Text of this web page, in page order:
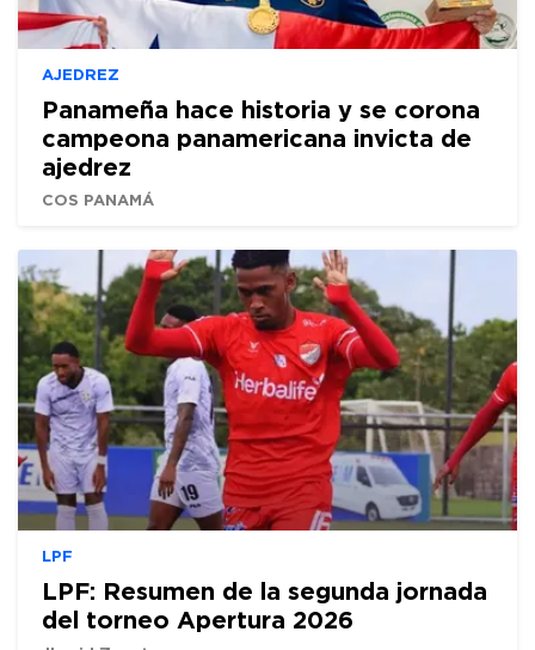
AJEDREZ
Panameña hace historia y se corona
campeona panamericana invicta de
ajedrez
COS PANAMÁ
LPF
LPF: Resumen de la segunda jornada
del torneo Apertura 2026